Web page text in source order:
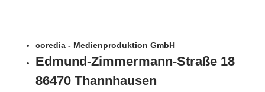
coredia - Medienproduktion GmbH
Edmund-Zimmermann-Straße 18
86470 Thannhausen